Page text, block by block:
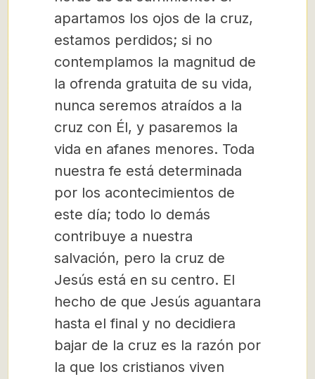
apartamos los ojos de la cruz,
estamos perdidos; si no
contemplamos la magnitud de
la ofrenda gratuita de su vida,
nunca seremos atraídos a la
cruz con Él, y pasaremos la
vida en afanes menores. Toda
nuestra fe está determinada
por los acontecimientos de
este día; todo lo demás
contribuye a nuestra
salvación, pero la cruz de
Jesús está en su centro. El
hecho de que Jesús aguantara
hasta el final y no decidiera
bajar de la cruz es la razón por
la que los cristianos viven